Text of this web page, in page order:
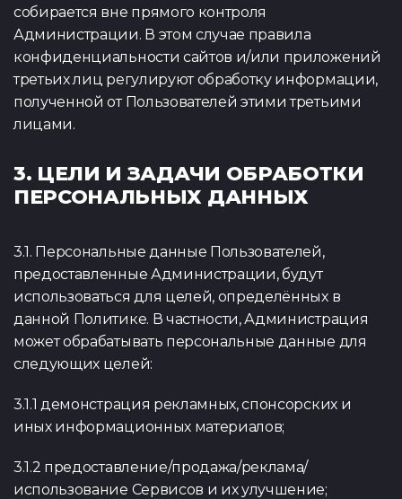
собирается вне прямого контроля
Администрации. В этом случае правила
конфиденциальности сайтов и/или приложений
третьих лиц регулируют обработку информации,
полученной от Пользователей этими третьими
лицами.
3. ЦЕЛИ И ЗАДАЧИ ОБРАБОТКИ
ПЕРСОНАЛЬНЫХ ДАННЫХ
3.1. Персональные данные Пользователей,
предоставленные Администрации, будут
использоваться для целей, определённых в
данной Политике. В частности, Администрация
может обрабатывать персональные данные для
следующих целей:
3.1.1 демонстрация рекламных, спонсорских и
иных информационных материалов;
3.1.2 предоставление/продажа/реклама/
использование Сервисов и их улучшение;